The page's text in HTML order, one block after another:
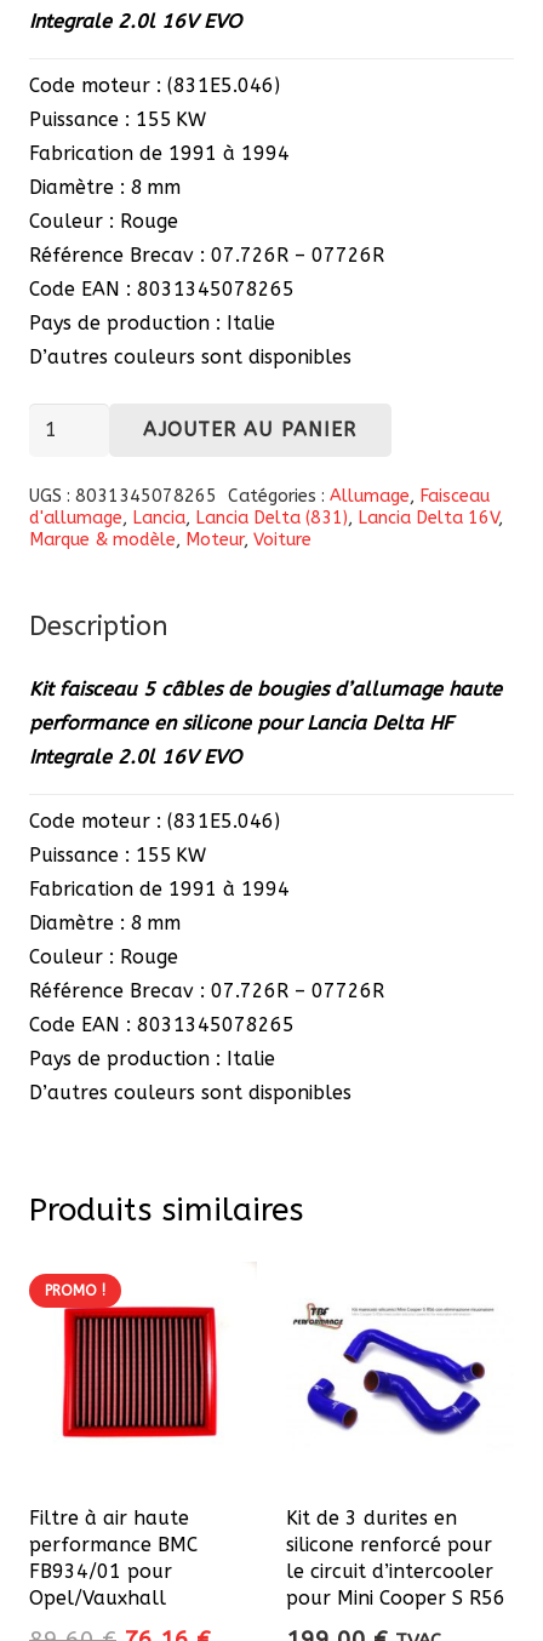
Integrale 2.0l 16V EVO
Code moteur : (831E5.046)
Puissance : 155 KW
Fabrication de 1991 à 1994
Diamètre : 8 mm
Couleur : Rouge
Référence Brecav : 07.726R – 07726R
Code EAN : 8031345078265
Pays de production : Italie
D’autres couleurs sont disponibles
quantité
Faisceau
de
bougie
Lancia
HF
Integrale
EVO
AJOUTER AU PANIER
UGS : 8031345078265 Catégories : Allumage, Faisceau
d'allumage, Lancia, Lancia Delta (831), Lancia Delta 16V,
Marque & modèle, Moteur, Voiture
Description
Kit faisceau 5 câbles de bougies d’allumage haute
performance en silicone pour Lancia Delta HF
Integrale 2.0l 16V EVO
Code moteur : (831E5.046)
Puissance : 155 KW
Fabrication de 1991 à 1994
Diamètre : 8 mm
Couleur : Rouge
Référence Brecav : 07.726R – 07726R
Code EAN : 8031345078265
Pays de production : Italie
D’autres couleurs sont disponibles
Produits similaires
PROMO !
Filtre à air haute
performance BMC
FB934/01 pour
Opel/Vauxhall
Kit de 3 durites en
silicone renforcé pour
le circuit d’intercooler
pour Mini Cooper S R56